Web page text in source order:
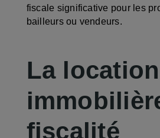
fiscale significative pour les
bailleurs ou vendeurs.
La location
fiscalité